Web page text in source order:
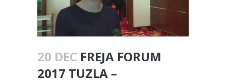
20 DEC FREJA FORUM
2017 TUZLA –